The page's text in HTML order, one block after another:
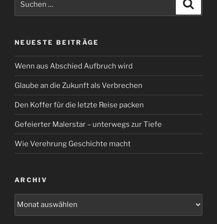
NEUESTE BEITRÄGE
Wenn aus Abschied Aufbruch wird
Glaube an die Zukunft als Verbrechen
Den Koffer für die letzte Reise packen
Gefeierter Malerstar – unterwegs zur Tiefe
Wie Verehrung Geschichte macht
ARCHIV